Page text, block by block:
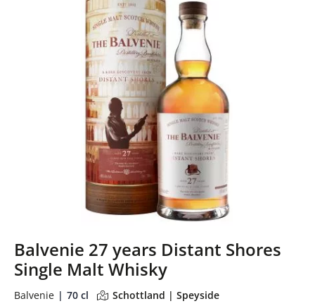
Balvenie 27 years Distant Shores
Single Malt Whisky
Balvenie 70 cl Schottland | Speyside